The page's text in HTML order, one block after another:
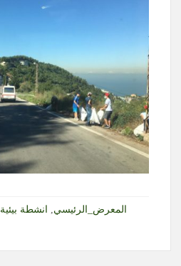
المعرض_الرئيسي, انشطة بيئية